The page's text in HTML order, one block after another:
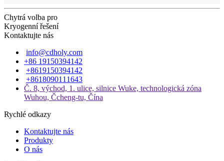
Chytrá volba pro
Kryogenní řešení
Kontaktujte nás
info@cdholy.com
+86 19150394142
+8619150394142
+8618090111643
Č. 8, východ, 1. ulice, silnice Wuke, technologická zóna
Wuhou, Čcheng-tu, Čína
Rychlé odkazy
Kontaktujte nás
Produkty
O nás